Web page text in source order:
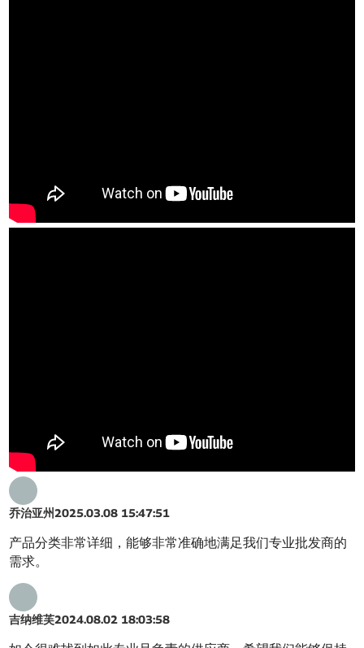
乔治亚州2025.03.08 15:47:51
产品分类非常详细，能够非常准确地满足我们专业批发商的
需求。
吉纳维芙2024.08.02 18:03:58